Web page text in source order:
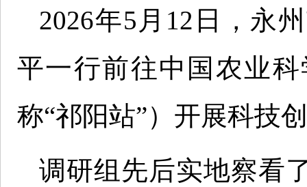
2026年5月12日，永
平一行前往中国农业
称“祁阳站”）开展科技
调研组先后实地察看